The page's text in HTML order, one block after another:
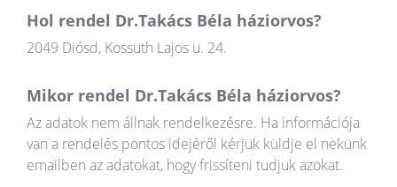
Hol rendel Dr.Takács Béla háziorvos?
2049 Diósd, Kossuth Lajos u. 24.
Mikor rendel Dr.Takács Béla háziorvos?
Az adatok nem állnak rendelkezésre. Ha információja
van a rendelés pontos idejéről kérjük küldje el nekünk
emailben az adatokat, hogy frissíteni tudjuk azokat.